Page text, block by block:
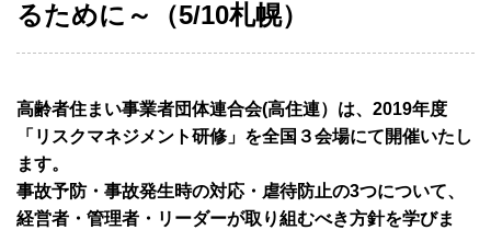
るために～（5/10札幌）
高齢者住まい事業者団体連合会(高住連）は、2019年度
「リスクマネジメント研修」を全国３会場にて開催いたし
ます。
事故予防・事故発生時の対応・虐待防止の3つについて、
経営者・管理者・リーダーが取り組むべき方針を学びま